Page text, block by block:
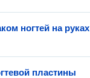
ногтей на руках
пластины